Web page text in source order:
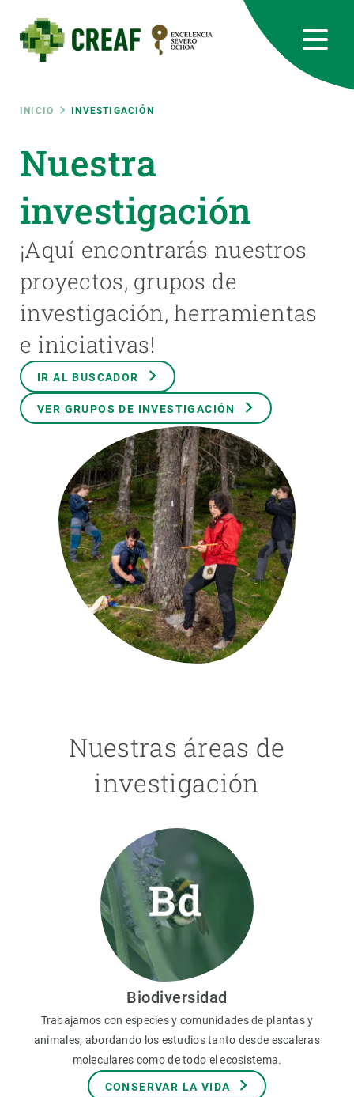
contenido
principal
Ruta
de
navegación
INICIO INVESTIGACIÓN
Nuestra
investigación
¡Aquí encontrarás nuestros
proyectos, grupos de
investigación, herramientas
e iniciativas!
IR AL BUSCADOR
VER GRUPOS DE INVESTIGACIÓN
Nuestras áreas de
investigación
Biodiversidad
Trabajamos con especies y comunidades de plantas y
animales, abordando los estudios tanto desde escaleras
moleculares como de todo el ecosistema.
CONSERVAR LA VIDA
RRSS
Featured
responsive
INTRANET
Responsive
menu
SOBRE NOSOTROS
INVESTIGACIÓN
CIENCIA EN ACCIÓN
ÚNETE A NOSOTROS
PARTICIPA
NOTICIAS Y AGENDA